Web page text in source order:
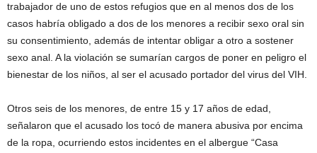
trabajador de uno de estos refugios que en al menos dos de los
casos habría obligado a dos de los menores a recibir sexo oral sin
su consentimiento, además de intentar obligar a otro a sostener
sexo anal. A la violación se sumarían cargos de poner en peligro el
bienestar de los niños, al ser el acusado portador del virus del VIH.
Otros seis de los menores, de entre 15 y 17 años de edad,
señalaron que el acusado los tocó de manera abusiva por encima
de la ropa, ocurriendo estos incidentes en el albergue “Casa